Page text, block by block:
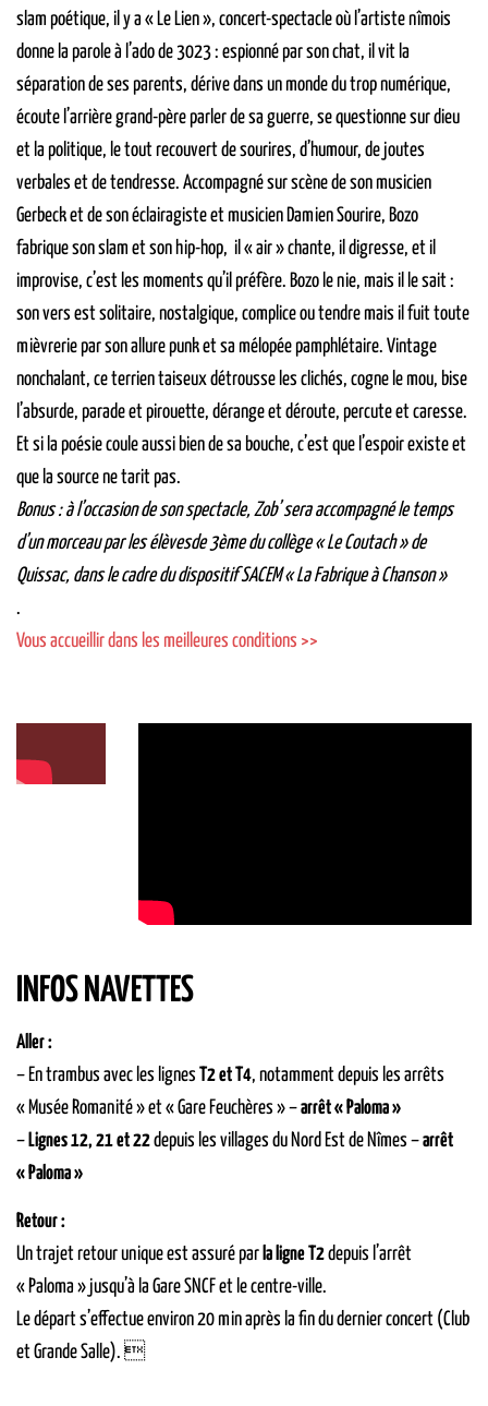
slam poétique, il y a « Le Lien », concert-spectacle où l’artiste nîmois
donne la parole à l’ado de 3023 : espionné par son chat, il vit la
séparation de ses parents, dérive dans un monde du trop numérique,
écoute l’arrière grand-père parler de sa guerre, se questionne sur dieu
et la politique, le tout recouvert de sourires, d’humour, de joutes
verbales et de tendresse. Accompagné sur scène de son musicien
Gerbeck et de son éclairagiste et musicien Damien Sourire, Bozo
fabrique son slam et son hip-hop, il « air » chante, il digresse, et il
improvise, c’est les moments qu’il préfère. Bozo le nie, mais il le sait :
son vers est solitaire, nostalgique, complice ou tendre mais il fuit toute
mièvrerie par son allure punk et sa mélopée pamphlétaire. Vintage
nonchalant, ce terrien taiseux détrousse les clichés, cogne le mou, bise
l’absurde, parade et pirouette, dérange et déroute, percute et caresse.
Et si la poésie coule aussi bien de sa bouche, c’est que l’espoir existe et
que la source ne tarit pas.
Bonus : à l’occasion de son spectacle, Zob’ sera accompagné le temps
d’un morceau par les élèvesde 3ème du collège « Le Coutach » de
Quissac, dans le cadre du dispositif SACEM « La Fabrique à Chanson »
.
Vous accueillir dans les meilleures conditions >>
INFOS NAVETTES
Aller :
– En trambus avec les lignes T2 et T4, notamment depuis les arrêts
« Musée Romanité » et « Gare Feuchères » –arrêt « Paloma »
– Lignes 12, 21 et 22depuis les villages du Nord Est de Nîmes –arrêt
« Paloma »
Retour :
Un trajet retour unique est assuré par la ligne T2depuis l’arrêt
« Paloma » jusqu’à la Gare SNCF et le centre-ville.
Le départ s’effectue environ 20 min après la fin du dernier concert (Club
et Grande Salle). 